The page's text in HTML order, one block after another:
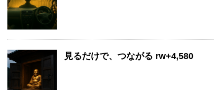
見るだけで、つながる rw+4,580